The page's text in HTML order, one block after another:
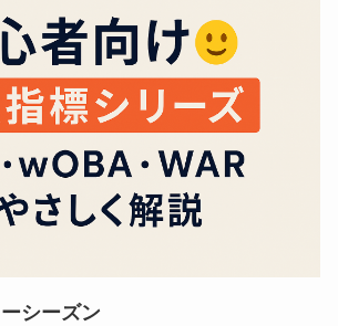
シーズン